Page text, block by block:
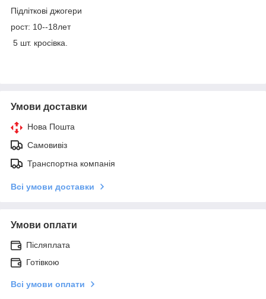
Підліткові джогери
рост: 10--18лет
5 шт. кросівка.
Умови доставки
Нова Пошта
Самовивіз
Транспортна компанія
Всі умови доставки
Умови оплати
Післяплата
Готівкою
Всі умови оплати